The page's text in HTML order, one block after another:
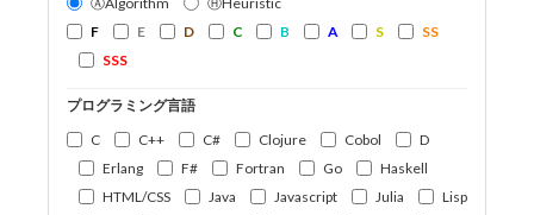
F
E D C B A S
SS
SSS
プログラミング言語
C
C++ C# Clojure Cobol
D
Erlang
F# Fortran Go
Haskell
HTML/CSS
Java Javascript Julia
Lisp